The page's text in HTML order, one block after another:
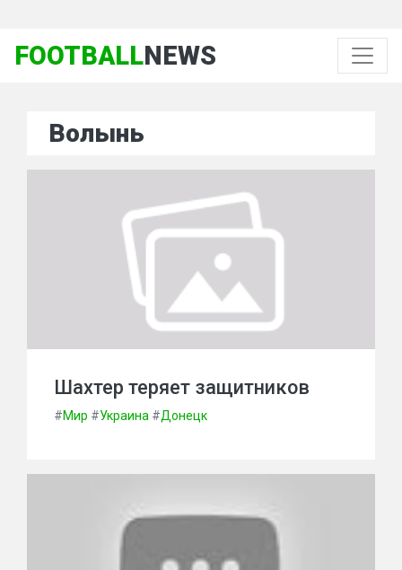
FOOTBALLNEWS
Волынь
Шахтер теряет защитников
#Мир #Украина #Донецк